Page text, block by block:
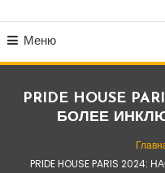
Меню
PRIDE HOUSE
БОЛЕЕ
PRIDE HOUSE PARIS